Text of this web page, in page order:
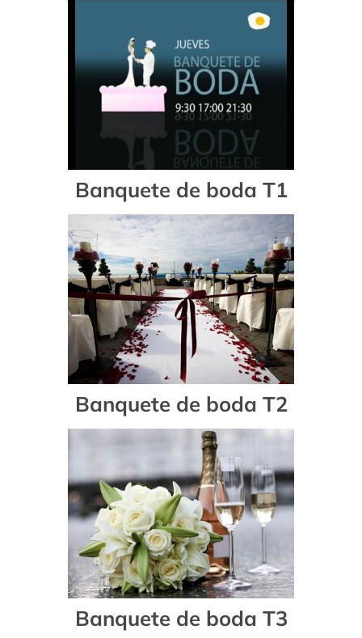
Banquete de boda T1
Banquete de boda T2
Banquete de boda T3